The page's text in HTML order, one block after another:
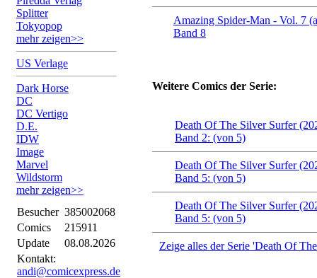
Splitter
Tokyopop
mehr zeigen>>
US Verlage
Dark Horse
DC
DC Vertigo
D.E.
IDW
Image
Marvel
Wildstorm
mehr zeigen>>
Besucher 385002068
Comics
215911
Update
08.08.2026
Kontakt:
andi@comicexpress.de
Amazing Spider-Man - Vol. 7
Band 8
Weitere Comics der Serie:
Death Of The Silver Surfer
Band 2: (von 5)
Death Of The Silver Surfer
Band 5: (von 5)
Death Of The Silver Surfer
Band 5: (von 5)
Zeige alles der Serie 'Death Of